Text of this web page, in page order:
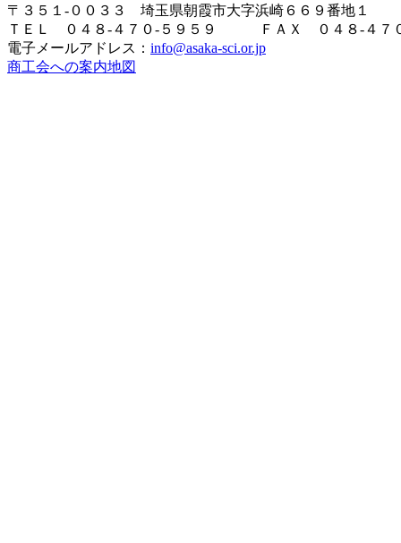
〒３５１-００３３ 埼玉県朝霞市大字浜崎６６９番地１
ＴＥＬ ０４８-４７０-５９５９ ＦＡＸ ０４８-４７
電子メールアドレス： info@asaka-sci.or.jp
商工会への案内地図